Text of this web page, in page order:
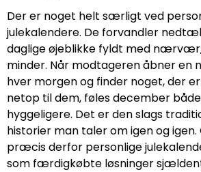
Der er noget helt særligt ved
julekalendere. De forvandler
daglige øjeblikke fyldt med
minder. Når modtageren åbner en
hver morgen og finder noget, der
netop til dem, føles december
hyggeligere. Det er den slags
historier man taler om igen og igen.
præcis derfor personlige
som færdigkøbte løsninger